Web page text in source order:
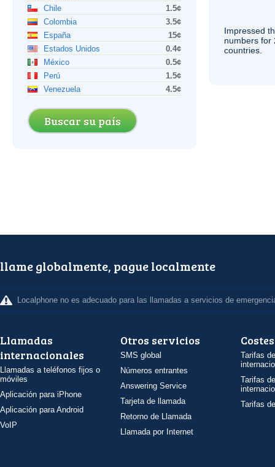
Chile
1.5¢
Colombia
3.5¢
España
15¢
Estados Unidos
0.4¢
México
0.5¢
Perú
1.5¢
Venezuela
4.5¢
Buscar su país
Impressed
numbers for
countries.
llame globalmente, pague localmente
Localphone no es adecuado para las llamadas a servicios de
Llamadas
internacionales
Llamadas a teléfonos fijos o
móviles
Aplicación para iPhone
Aplicación para Android
VoIP
Otros servicios
SMS global
Números entrantes
Answering Service
Tarjeta de llamada
Retorno de Llamada
Llamada por Internet
Costes
Tarifas
Tarifas
Tarifas